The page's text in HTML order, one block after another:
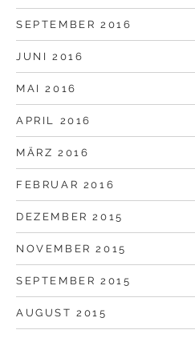
SEPTEMBER 2016
JUNI 2016
MAI 2016
APRIL 2016
MÄRZ 2016
FEBRUAR 2016
DEZEMBER 2015
NOVEMBER 2015
SEPTEMBER 2015
AUGUST 2015